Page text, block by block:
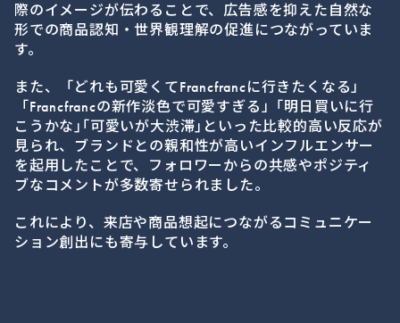
際のイメージが伝わることで、広告感を抑えた自然な
形での商品認知・世界観理解の促進につながっていま
す。
また、「どれも可愛くてFrancfrancに行きたくなる」
「Francfrancの新作淡色で可愛すぎる」｢明日買いに行
こうかな｣｢可愛いが大渋滞｣といった比較的高い反応が
見られ、ブランドとの親和性が高いインフルエンサー
を起用したことで、フォロワーからの共感やポジティ
ブなコメントが多数寄せられました。
これにより、来店や商品想起につながるコミュニケー
ション創出にも寄与しています。